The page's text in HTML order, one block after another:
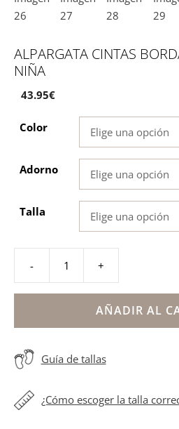
ALPARGATA CINTAS
NIÑA
43.95€
Color
Adorno
Talla
-
cintas
bordado
flor
+
AÑADIR AL
Guía de tallas
¿Cómo escoger la talla